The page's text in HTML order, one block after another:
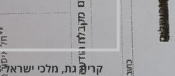
קרית גת, מלכי ישראל 178